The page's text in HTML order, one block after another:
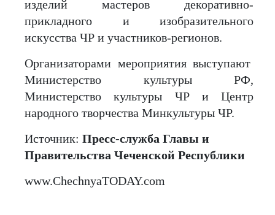
изделий мастеров декоративно-
прикладного и изобразительного
искусства ЧР и участников-регионов.
Организаторами мероприятия выступают
Министерство культуры РФ,
Министерство культуры ЧР и Центр
народного творчества Минкультуры ЧР.
Источник: Пресс-служба Главы и
Правительства Чеченской Республики
www.ChechnyaTODAY.com